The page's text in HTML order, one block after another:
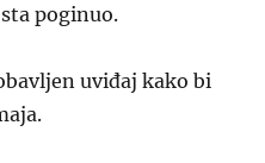
poginuo.
uviđaj kako bi